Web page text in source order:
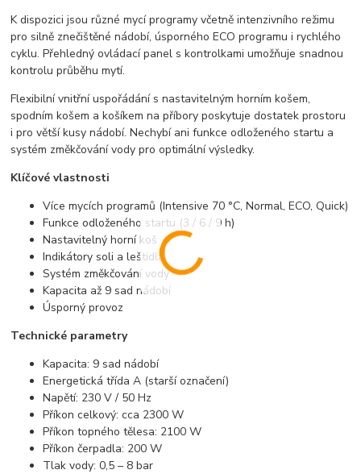
K dispozici jsou různé mycí programy včetně intenzivního režimu
pro silně znečištěné nádobí, úsporného ECO programu i rychlého
cyklu. Přehledný ovládací panel s kontrolkami umožňuje snadnou
kontrolu průběhu mytí.
Flexibilní vnitřní uspořádání s nastavitelným horním košem,
spodním košem a košíkem na příbory poskytuje dostatek prostoru
i pro větší kusy nádobí. Nechybí ani funkce odloženého startu a
systém změkčování vody pro optimální výsledky.
Klíčové vlastnosti
Více mycích programů (Intensive 70 °C, Normal, ECO, Quick)
Funkce odloženého startu (3 / 6 / 9 h)
Nastavitelný horní koš
Indikátory soli a leštidla
Systém změkčování vody
Kapacita až 9 sad nádobí
Úsporný provoz
Technické parametry
Kapacita: 9 sad nádobí
Energetická třída A (starší označení)
Napětí: 230 V / 50 Hz
Příkon celkový: cca 2300 W
Příkon topného tělesa: 2100 W
Příkon čerpadla: 200 W
Tlak vody: 0,5 – 8 bar